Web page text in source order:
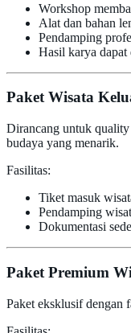
Workshop
Alat dan bahan
Pendamping
Hasil karya
Paket Wisata
Dirancang untuk quality
budaya yang menarik.
Fasilitas:
Tiket masuk
Pendamping
Dokumentasi
Paket Premium
Paket eksklusif dengan